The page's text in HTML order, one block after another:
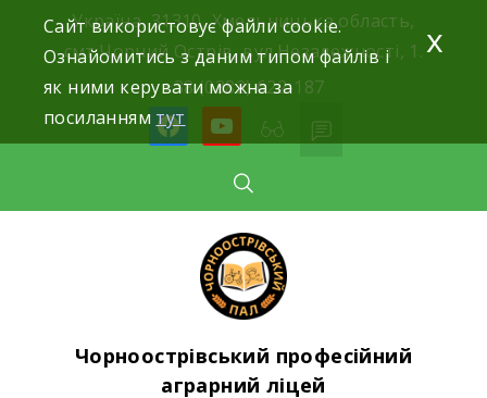
Україна, 31310, Хмельницька область,
смт.Чорний Острів, вул.Незалежності, 1.
+38 (0382) 622-187
facebookyoutube
Чорноострівський професійний
аграрний ліцей
Сайт використовує файли cookie.
Ознайомитись з даним типом файлів і
як ними керувати можна за
посиланням тут
x